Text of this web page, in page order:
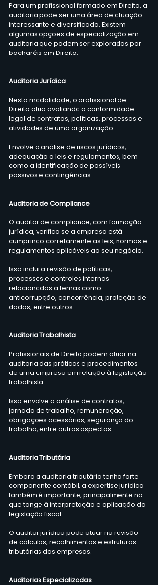
Para um profissional formado em Direito, a
auditoria pode ser uma área de atuação
interessante e diversificada. Existem
algumas opções de especialização em
auditoria que podem ser exploradas por
bacharéis em Direito:
Auditoria Jurídica
Nesta modalidade, o profissional de
Direito atua avaliando a conformidade
legal de contratos, políticas, processos e
atividades de uma organização.
Envolve a análise de riscos jurídicos,
adequação a leis e regulamentos, bem
como a identificação de possíveis
passivos e contingências.
Auditoria de Compliance
O auditor de compliance, com formação
jurídica, verifica se a empresa está
cumprindo corretamente as leis, normas e
regulamentos aplicáveis ao seu negócio.
Isso inclui a revisão de políticas,
processos e controles internos
relacionados a temas como
anticorrupção, concorrência, proteção de
dados, entre outros.
Auditoria Trabalhista
Profissionais de Direito podem atuar na
auditoria das práticas e procedimentos
de uma empresa em relação à legislação
trabalhista.
Isso envolve a análise de contratos,
jornada de trabalho, remuneração,
obrigações acessórias, segurança do
trabalho, entre outros aspectos.
Auditoria Tributária
Embora a auditoria tributária tenha forte
componente contábil, a expertise jurídica
também é importante, principalmente no
que tange à interpretação e aplicação da
legislação fiscal.
O auditor jurídico pode atuar na revisão
de cálculos, recolhimentos e estruturas
tributárias das empresas.
Auditorias Especializadas